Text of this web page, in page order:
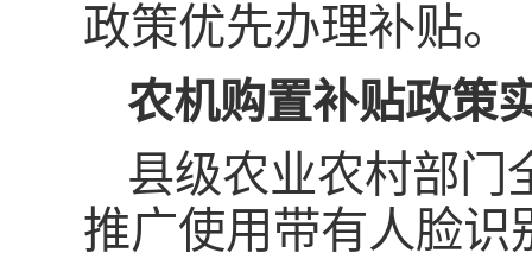
政策优先办理补贴。
农机购置补贴政策
县级农业农村部门
推广使用带有人脸识